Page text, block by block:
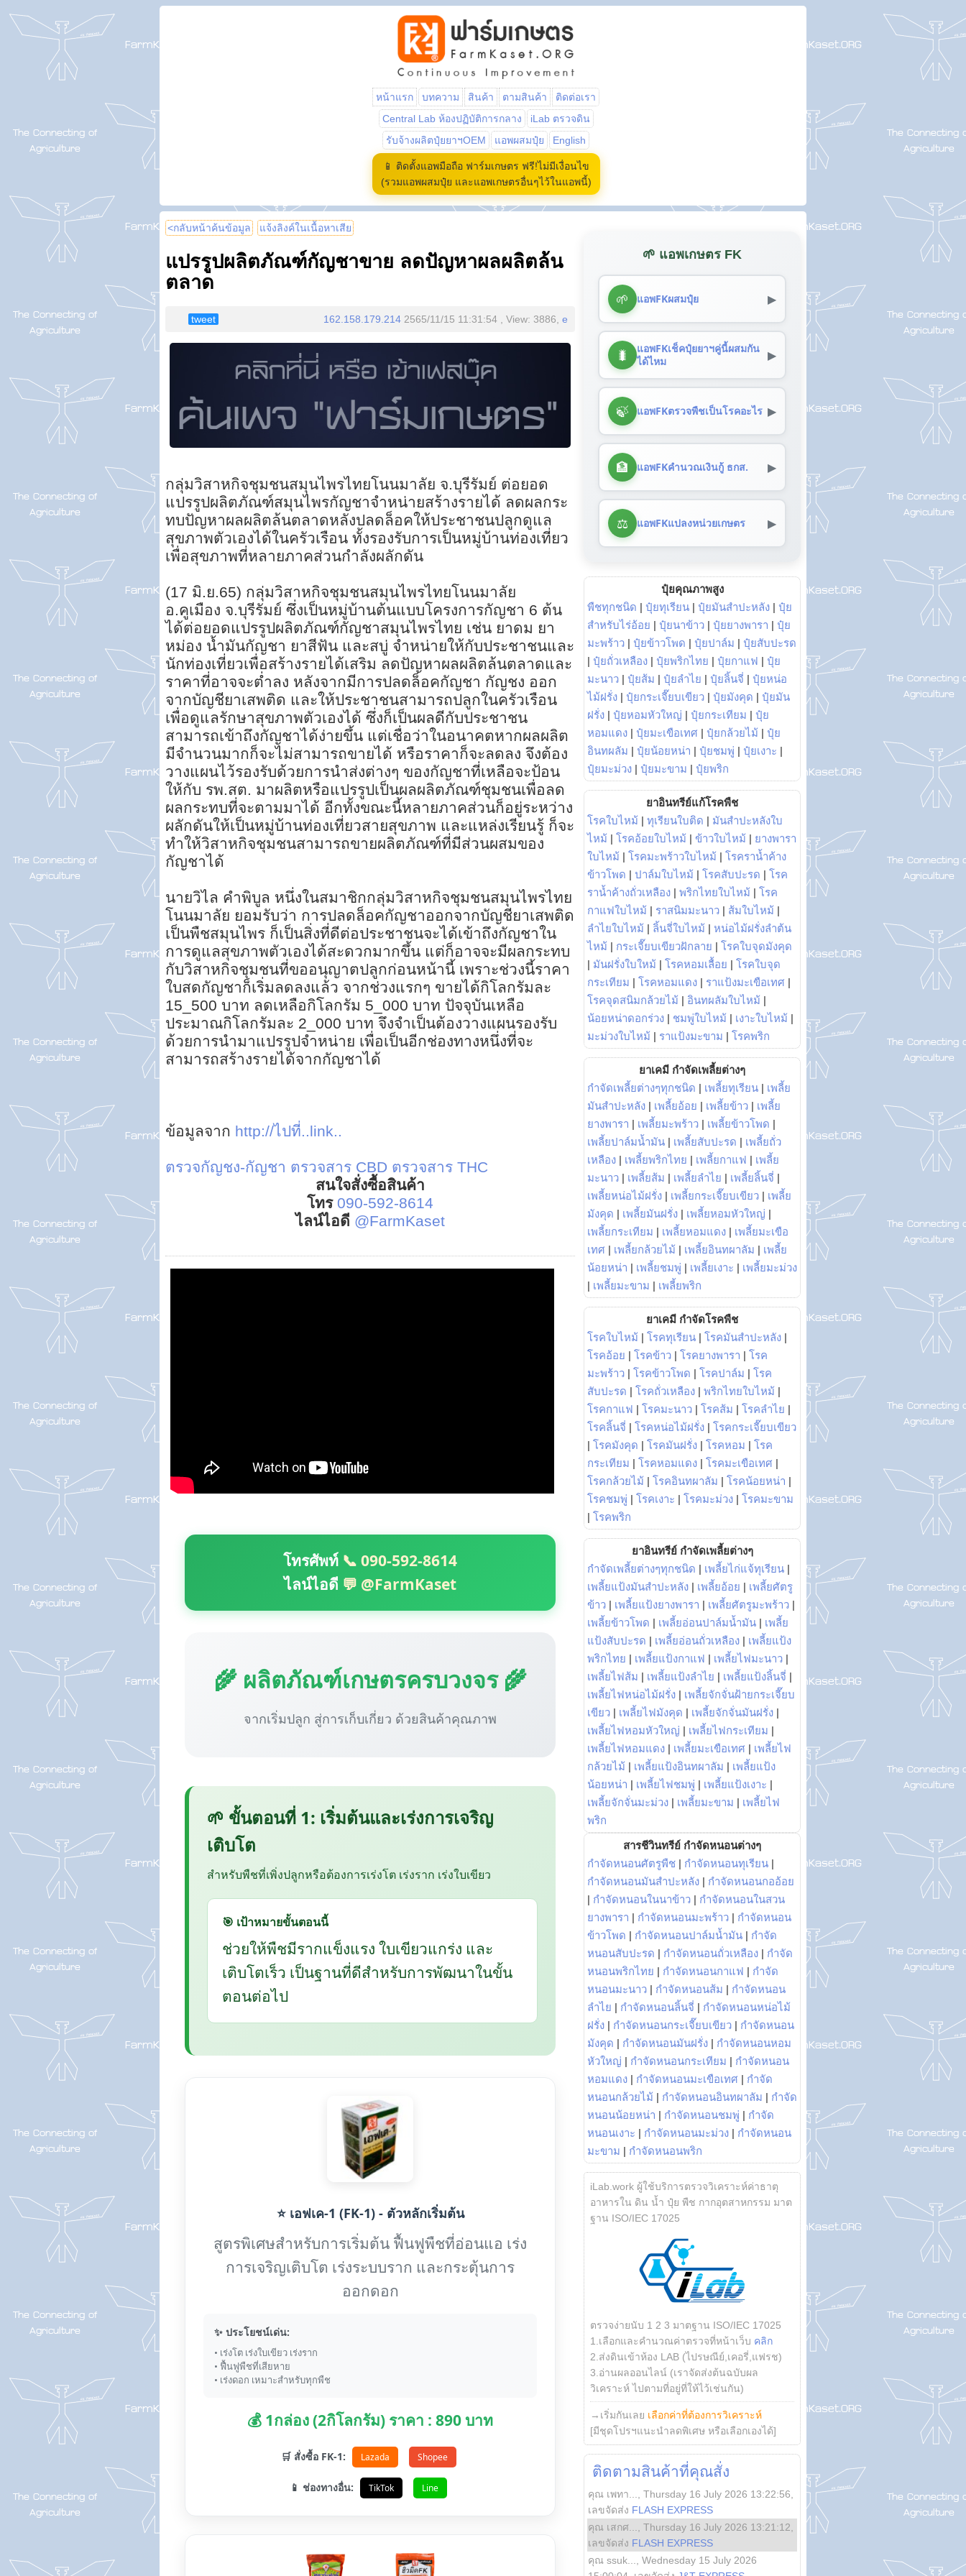
หน้าแรก บทความ สินค้า ตามสินค้า
ติดต่อเรา
Central Lab ห้องปฏิบัติการกลาง
iLab ตรวจดิน
รับจ้างผลิตปุ๋ยยาฯOEM
แอพผสมปุ๋ย English
📱 ติดตั้งแอพมือถือ ฟาร์มเกษตร ฟรี!ไม่มีเงื่อนไข
(รวมแอพผสมปุ๋ย และแอพเกษตรอื่นๆไว้ในแอพนี้)
<กลับหน้าค้นข้อมูล แจ้งลิงค์ในเนื้อหาเสีย
แปรรูปผลิตภัณฑ์กัญชาขาย​ ลดปัญหาผลผลิตล้น
ตลาด​
tweet 162.158.179.214 2565/11/15 11:31:54 , View: 3886, e
กลุ่มวิสาหกิจชุมชนสมุนไพรไทยโนนมาลัย จ.บุรีรัมย์ ต่อยอด
แปรรูปผลิตภัณฑ์สมุนไพรกัญชาจำหน่ายสร้างรายได้ ลดผลกระ
ทบปัญหาผลผลิตล้นตลาดหลังปลดล็อคให้ประชาชนปลูกดูแล
สุขภาพตัวเองได้ในครัวเรือน ทั้งรองรับการเป็นหมู่บ้านท่องเที่ยว
เพื่อสุขภาพที่หลายภาคส่วนกำลังผลักดัน
(17 มิ.ย.65) กลุ่มวิสาหกิจชุมชนสมุนไพรไทยโนนมาลัย
อ.คูเมือง จ.บุรีรัมย์ ซึ่งเป็นหมู่บ้านต้นแบบโครงการกัญชา 6 ต้น
ได้ต่อยอดแปรรูปผลิตภัณฑ์กัญชาสมุนไพรไทย เช่น ยาดม ยา
หม่อง น้ำมันกัญชา ยาสีฟัน และสบู่ จำหน่ายให้กับประชาชนและ
นักท่องเที่ยวเพื่อสร้างรายได้เสริม ลดปัญหาผลผลิตล้นตลาดและ
ราคาที่อาจจะต่ำลง หลังจากมีการปลดล็อคกัญชา กัญชง ออก
จากบัญชียาเสพติด และให้ประชาชนสามารถปลูกในครัวเรือน
เพื่อดูแลรักษาสุขภาพตัวเองได้ ซึ่งก็เป็นผลดีกับประชาชน
สามารถเข้าถึงกัญชาได้ง่ายขึ้น แต่เชื่อว่าในอนาคตหากผลผลิต
มีจำนวนมากก็จะไม่สามารถขายได้ หรือราคาก็จะลดลง จึงต้อง
วางแผนไว้รองรับด้วยการนำส่งต่างๆ ของกัญชาที่เหลือจะป้อน
ให้กับ รพ.สต. มาผลิตหรือแปรรูปเป็นผลผลิตภัณฑ์ชุมชนเพื่อลด
ผลกระทบที่จะตามมาได้ อีกทั้งขณะนี้หลายภาคส่วนก็อยู่ระหว่าง
ผลักดันให้เป็นหมู่บ้านท่องเที่ยวสายสุขภาพ และแหล่งเรียนรู้ ก็จะ
ทำให้วิสาหกิจชุมชนสามารถขายผลิตภัณฑ์ที่มีส่วนผสมของ
กัญชาได้
นายวิไล คำพิบูล หนึ่งในสมาชิกกลุ่มวิสาหกิจชุมชนสมุนไพรไทย
โนนมาลัย ยอมรับว่า การปลดล็อคกัญชาออกจากบัญชียาเสพติด
เป็นพืชสมุนไพร ก็เป็นสิ่งที่ดีต่อประชาชนจะได้เข้าถึงกัญชาใน
การดูแลสุขภาพตัวเองได้สะดวกมากขึ้น แต่ก็อาจจะมีผลกระทบ
กับวิสาหกิจชุมชนที่ขออนุญาตปลูกก่อนหน้านี้ เพราะช่วงนี้ราคา
ใบสดกัญชาก็เริ่มลดลงแล้ว จากช่วงแรกๆ ขายได้กิโลกรัมละ
15_500 บาท ลดเหลือกิโลกรัม 5_000 บาท ปัจจุบันเหลือ
ประมาณกิโลกรัมละ 2_000 บาท จึงจำเป็นต้องวางแผนรองรับ
ด้วยการนำมาแปรรูปจำหน่าย เพื่อเป็นอีกช่องทางหนึ่งที่จะ
สามารถสร้างรายได้จากกัญชาได้
ข้อมูลจาก http://ไปที่..link..
ตรวจกัญชง-กัญชา ตรวจสาร CBD ตรวจสาร THC
สนใจสั่งซื้อสินค้า
โทร 090-592-8614
ไลน์ไอดี @FarmKaset
โทรศัพท์ 📞 090-592-8614
ไลน์ไอดี 💬 @FarmKaset
🌾 ผลิตภัณฑ์เกษตรครบวงจร 🌾
จากเริ่มปลูก สู่การเก็บเกี่ยว ด้วยสินค้าคุณภาพ
🌱 ขั้นตอนที่ 1: เริ่มต้นและเร่งการเจริญ
เติบโต
สำหรับพืชที่เพิ่งปลูกหรือต้องการเร่งโต เร่งราก เร่งใบเขียว
🎯 เป้าหมายขั้นตอนนี้
ช่วยให้พืชมีรากแข็งแรง ใบเขียวแกร่ง และ
เติบโตเร็ว เป็นฐานที่ดีสำหรับการพัฒนาในขั้น
ตอนต่อไป
⭐ เอฟเค-1 (FK-1) - ตัวหลักเริ่มต้น
สูตรพิเศษสำหรับการเริ่มต้น ฟื้นฟูพืชที่อ่อนแอ เร่ง
การเจริญเติบโต เร่งระบบราก และกระตุ้นการ
ออกดอก
✨ ประโยชน์เด่น:
• เร่งโต เร่งใบเขียว เร่งราก
• ฟื้นฟูพืชที่เสียหาย
• เร่งดอก เหมาะสำหรับทุกพืช
💰 1กล่อง (2กิโลกรัม) ราคา : 890 บาท
🛒 สั่งซื้อ FK-1: Lazada Shopee
📱 ช่องทางอื่น: TikTok Line
🌱 แอพเกษตร FK
🌱 แอพFKผสมปุ๋ย ▶
🐛
แอพFKเช็คปุ๋ยยาฯคู่นี้ผสมกัน
ได้ไหม
▶
🍃 แอพFKตรวจพืชเป็นโรคอะไร ▶
🏦 แอพFKคำนวณเงินกู้ ธกส. ▶
⚖️ แอพFKแปลงหน่วยเกษตร ▶
ปุ๋ยคุณภาพสูง
พืชทุกชนิด | ปุ๋ยทุเรียน | ปุ๋ยมันสำปะหลัง | ปุ๋ย
สำหรับไร่อ้อย | ปุ๋ยนาข้าว | ปุ๋ยยางพารา | ปุ๋ย
มะพร้าว | ปุ๋ยข้าวโพด | ปุ๋ยปาล์ม | ปุ๋ยสับปะรด
| ปุ๋ยถั่วเหลือง | ปุ๋ยพริกไทย | ปุ๋ยกาแฟ | ปุ๋ย
มะนาว | ปุ๋ยส้ม | ปุ๋ยลำไย | ปุ๋ยลิ้นจี่ | ปุ๋ยหน่อ
ไม้ฝรั่ง | ปุ๋ยกระเจี๊ยบเขียว | ปุ๋ยมังคุด | ปุ๋ยมัน
ฝรั่ง | ปุ๋ยหอมหัวใหญ่ | ปุ๋ยกระเทียม | ปุ๋ย
หอมแดง | ปุ๋ยมะเขือเทศ | ปุ๋ยกล้วยไม้ | ปุ๋ย
อินทผลัม | ปุ๋ยน้อยหน่า | ปุ๋ยชมพู่ | ปุ๋ยเงาะ |
ปุ๋ยมะม่วง | ปุ๋ยมะขาม | ปุ๋ยพริก
ยาอินทรีย์แก้โรคพืช
โรคใบไหม้ | ทุเรียนใบติด | มันสำปะหลังใบ
ไหม้ | โรคอ้อยใบไหม้ | ข้าวใบไหม้ | ยางพารา
ใบไหม้ | โรคมะพร้าวใบไหม้ | โรคราน้ำค้าง
ข้าวโพด | ปาล์มใบไหม้ | โรคสับปะรด | โรค
ราน้ำค้างถั่วเหลือง | พริกไทยใบไหม้ | โรค
กาแฟใบไหม้ | ราสนิมมะนาว | ส้มใบไหม้ |
ลำไยใบไหม้ | ลิ้นจี่ใบไหม้ | หน่อไม้ฝรั่งลำต้น
ไหม้ | กระเจี๊ยบเขียวฝักลาย | โรคใบจุดมังคุด
| มันฝรั่งใบใหม้ | โรคหอมเลื้อย | โรคใบจุด
กระเทียม | โรคหอมแดง | ราแป้งมะเขือเทศ |
โรคจุดสนิมกล้วยไม้ | อินทผลัมใบไหม้ |
น้อยหน่าดอกร่วง | ชมพู่ใบไหม้ | เงาะใบไหม้ |
มะม่วงใบไหม้ | ราแป้งมะขาม | โรคพริก
ยาเคมี กำจัดเพลี้ยต่างๆ
กำจัดเพลี้ยต่างๆทุกชนิด | เพลี้ยทุเรียน | เพลี้ย
มันสำปะหลัง | เพลี้ยอ้อย | เพลี้ยข้าว | เพลี้ย
ยางพารา | เพลี้ยมะพร้าว | เพลี้ยข้าวโพด |
เพลี้ยปาล์มน้ำมัน | เพลี้ยสับปะรด | เพลี้ยถั่ว
เหลือง | เพลี้ยพริกไทย | เพลี้ยกาแฟ | เพลี้ย
มะนาว | เพลี้ยส้ม | เพลี้ยลำไย | เพลี้ยลิ้นจี่ |
เพลี้ยหน่อไม้ฝรั่ง | เพลี้ยกระเจี๊ยบเขียว | เพลี้ย
มังคุด | เพลี้ยมันฝรั่ง | เพลี้ยหอมหัวใหญ่ |
เพลี้ยกระเทียม | เพลี้ยหอมแดง | เพลี้ยมะเขือ
เทศ | เพลี้ยกล้วยไม้ | เพลี้ยอินทผาลัม | เพลี้ย
น้อยหน่า | เพลี้ยชมพู่ | เพลี้ยเงาะ | เพลี้ยมะม่วง
| เพลี้ยมะขาม | เพลี้ยพริก
ยาเคมี กำจัดโรคพืช
โรคใบไหม้ | โรคทุเรียน | โรคมันสำปะหลัง |
โรคอ้อย | โรคข้าว | โรคยางพารา | โรค
มะพร้าว | โรคข้าวโพด | โรคปาล์ม | โรค
สับปะรด | โรคถั่วเหลือง | พริกไทยใบไหม้ |
โรคกาแฟ | โรคมะนาว | โรคส้ม | โรคลำไย |
โรคลิ้นจี่ | โรคหน่อไม้ฝรั่ง | โรคกระเจี๊ยบเขียว
| โรคมังคุด | โรคมันฝรั่ง | โรคหอม | โรค
กระเทียม | โรคหอมแดง | โรคมะเขือเทศ |
โรคกล้วยไม้ | โรคอินทผาลัม | โรคน้อยหน่า |
โรคชมพู่ | โรคเงาะ | โรคมะม่วง | โรคมะขาม
| โรคพริก
ยาอินทรีย์ กำจัดเพลี้ยต่างๆ
กำจัดเพลี้ยต่างๆทุกชนิด | เพลี้ยไก่แจ้ทุเรียน |
เพลี้ยแป้งมันสำปะหลัง | เพลี้ยอ้อย | เพลี้ยศัตรู
ข้าว | เพลี้ยแป้งยางพารา | เพลี้ยศัตรูมะพร้าว |
เพลี้ยข้าวโพด | เพลี้ยอ่อนปาล์มน้ำมัน | เพลี้ย
แป้งสับปะรด | เพลี้ยอ่อนถั่วเหลือง | เพลี้ยแป้ง
พริกไทย | เพลี้ยแป้งกาแฟ | เพลี้ยไฟมะนาว |
เพลี้ยไฟส้ม | เพลี้ยแป้งลำไย | เพลี้ยแป้งลิ้นจี่ |
เพลี้ยไฟหน่อไม้ฝรั่ง | เพลี้ยจักจั่นฝ้ายกระเจี๊ยบ
เขียว | เพลี้ยไฟมังคุด | เพลี้ยจักจั่นมันฝรั่ง |
เพลี้ยไฟหอมหัวใหญ่ | เพลี้ยไฟกระเทียม |
เพลี้ยไฟหอมแดง | เพลี้ยมะเขือเทศ | เพลี้ยไฟ
กล้วยไม้ | เพลี้ยแป้งอินทผาลัม | เพลี้ยแป้ง
น้อยหน่า | เพลี้ยไฟชมพู่ | เพลี้ยแป้งเงาะ |
เพลี้ยจักจั่นมะม่วง | เพลี้ยมะขาม | เพลี้ยไฟ
พริก
สารชีวินทรีย์ กำจัดหนอนต่างๆ
กำจัดหนอนศัตรูพืช | กำจัดหนอนทุเรียน |
กำจัดหนอนมันสำปะหลัง | กำจัดหนอนกออ้อย
| กำจัดหนอนในนาข้าว | กำจัดหนอนในสวน
ยางพารา | กำจัดหนอนมะพร้าว | กำจัดหนอน
ข้าวโพด | กำจัดหนอนปาล์มน้ำมัน | กำจัด
หนอนสับปะรด | กำจัดหนอนถั่วเหลือง | กำจัด
หนอนพริกไทย | กำจัดหนอนกาแฟ | กำจัด
หนอนมะนาว | กำจัดหนอนส้ม | กำจัดหนอน
ลำไย | กำจัดหนอนลิ้นจี่ | กำจัดหนอนหน่อไม้
ฝรั่ง | กำจัดหนอนกระเจี๊ยบเขียว | กำจัดหนอน
มังคุด | กำจัดหนอนมันฝรั่ง | กำจัดหนอนหอม
หัวใหญ่ | กำจัดหนอนกระเทียม | กำจัดหนอน
หอมแดง | กำจัดหนอนมะเขือเทศ | กำจัด
หนอนกล้วยไม้ | กำจัดหนอนอินทผาลัม | กำจัด
หนอนน้อยหน่า | กำจัดหนอนชมพู่ | กำจัด
หนอนเงาะ | กำจัดหนอนมะม่วง | กำจัดหนอน
มะขาม | กำจัดหนอนพริก
iLab.work ผู้ใช้บริการตรวจวิเคราะห์ค่าธาตุ
อาหารใน ดิน น้ำ ปุ๋ย พืช กากอุตสาหกรรม มาต
ฐาน ISO/IEC 17025
ตรวจง่ายนับ 1 2 3 มาตฐาน ISO/IEC 17025
1.เลือกและคำนวณค่าตรวจที่หน้าเว็บ คลิก
2.ส่งดินเข้าห้อง LAB (ไปรษณีย์,เคอรี่,แฟรช)
3.อ่านผลออนไลน์ (เราจัดส่งต้นฉบับผล
วิเคราะห์ ไปตามที่อยู่ที่ให้ไว้เช่นกัน)
→เริ่มกันเลย เลือกค่าที่ต้องการวิเคราะห์
[มีชุดโปรฯแนะนำลดพิเศษ หรือเลือกเองได้]
ติดตามสินค้าที่คุณสั่ง
คุณ เพทา... Thursday 16 July 2026 13:22:56
เลขจัดส่ง FLASH EXPRESS
คุณ เสกศ...
Thursday 16 July 2026 13:21:12
เลขจัดส่ง FLASH EXPRESS
คุณ ssuk...
Wednesday 15 July 2026